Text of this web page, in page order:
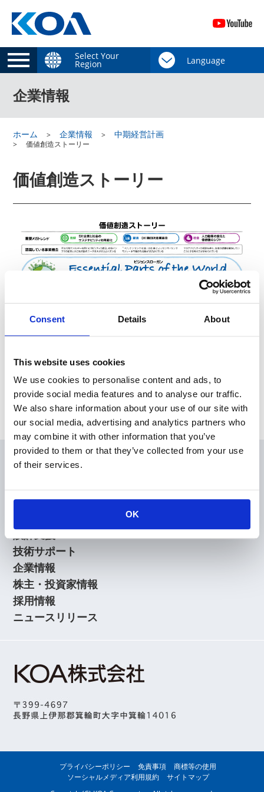
Consent Details About
This website uses cookies
We use cookies to personalise content and ads, to
provide social media features and to analyse our traffic.
We also share information about your use of our site with
our social media, advertising and analytics partners who
may combine it with other information that you’ve
provided to them or that they’ve collected from your use
of their services.
OK
Select Your
Region
企業情報
ホーム 企業情報 中期経営計画
価値創造ストーリー
価値創造ストーリー
大きい画像はこちら
会員
KOAの技術
アプリケーションガイド
設計支援
技術サポート
企業情報
株主・投資家情報
採用情報
ニュースリリース
プライバシーポリシー 免責事項
商標等の使用
ソーシャルメディア利用規約
サイトマップ